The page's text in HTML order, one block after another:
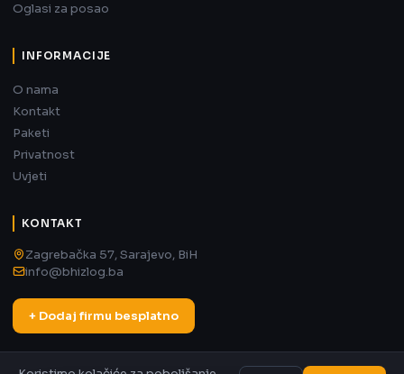
Oglasi za posao
INFORMACIJE
O nama
Kontakt
Paketi
Privatnost
Uvjeti
KONTAKT
Zagrebačka 57, Sarajevo, BiH
info@bhizlog.ba
+ Dodaj firmu besplatno